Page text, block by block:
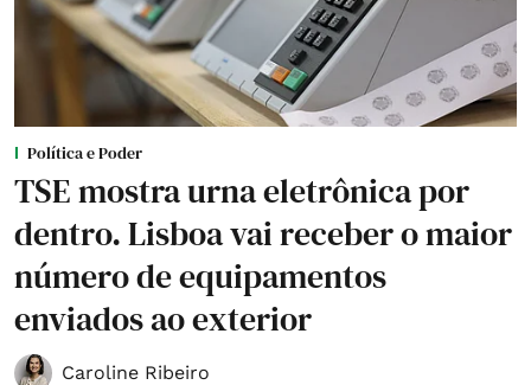
Política e Poder
TSE mostra urna eletrônica por
dentro. Lisboa vai receber o maior
número de equipamentos
enviados ao exterior
Caroline Ribeiro